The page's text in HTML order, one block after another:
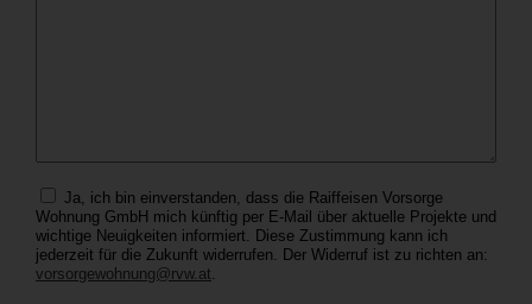
Ja, ich bin einverstanden, dass die Raiffeisen Vorsorge
Wohnung GmbH mich künftig per E-Mail über aktuelle Projekte und
wichtige Neuigkeiten informiert. Diese Zustimmung kann ich
jederzeit für die Zukunft widerrufen. Der Widerruf ist zu richten an:
vorsorgewohnung@rvw.at